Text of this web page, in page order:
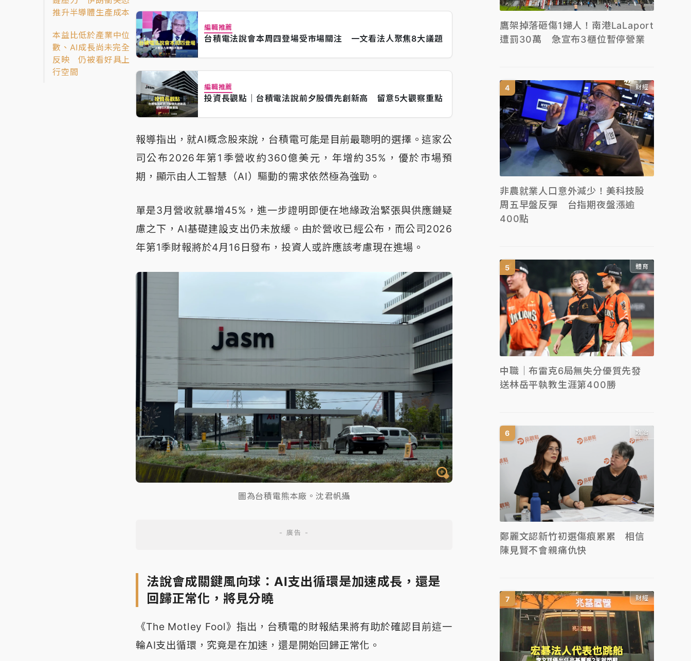
推升半導體生產成本
本益比低於產業中位
數、AI成長尚未完全
反映 仍被看好具上
行空間
編輯推薦
台積電法說會本周四登場受市場關注 一文看法人聚焦8大議題
編輯推薦
投資長觀點｜台積電法說前夕股價先創新高 留意5大觀察重點
報導指出，就AI概念股來說，台積電可能是目前最聰明的選擇。這家公
司公布2026年第1季營收約360億美元，年增約35%，優於市場預
期，顯示由人工智慧（AI）驅動的需求依然極為強勁。
單是3月營收就暴增45%，進一步證明即便在地緣政治緊張與供應鏈疑
慮之下，AI基礎建設支出仍未放緩。由於營收已經公布，而公司2026
年第1季財報將於4月16日發布，投資人或許應該考慮現在進場。
圖為台積電熊本廠。沈君帆攝
法說會成關鍵風向球：AI支出循環是加速成長，還是
回歸正常化，將見分曉
《The Motley Fool》指出，台積電的財報結果將有助於確認目前這一
輪AI支出循環，究竟是在加速，還是開始回歸正常化。
鷹架掉落砸傷1婦人！南港LaLaport
遭罰30萬 急宣布3櫃位暫停營業
財經
非農就業人口意外減少！美科技股
周五早盤反彈 台指期夜盤漲逾
400點
體育
中職｜布雷克6局無失分優質先發
送林岳平執教生涯第400勝
政治
鄭麗文認新竹初選傷痕累累 相信
陳見賢不會親痛仇快
財經